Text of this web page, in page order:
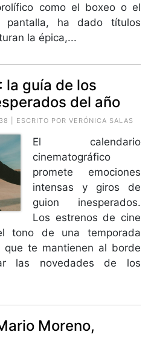
como el boxeo o el
ha dado títulos
la épica,...
la guía de los
del año
| ESCRITO POR VERÓNICA SALAS
El calendario
cinematográfico
promete emociones
intensas y giros de
guion inesperados.
Los estrenos de cine
tono de una temporada
que te mantienen al borde
las novedades de los
Moreno,